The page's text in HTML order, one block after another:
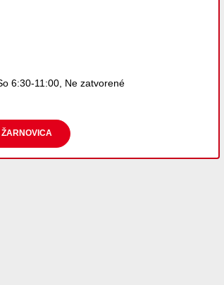
6:30-11:00, Ne zatvorené